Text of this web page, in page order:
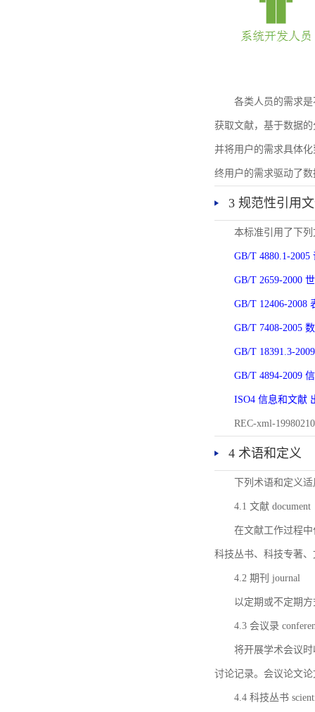
各类人员的需求
获取文献，基于数据
并将用户的需求具体
终用户的需求驱动了
3 规范性引用
本标准引用了下
GB/T 4880.1-
GB/T 2659-2000
GB/T 12406-2008
GB/T 7408-2005
GB/T 18391.3-
GB/T 4894-2009
ISO4 信息和文献
REC-xml-
4 术语和定义
下列术语和定义
4.1 文献 document
在文献工作过程
科技丛书、科技专著
4.2 期刊 journal
以定期或不定期
4.3 会议录
将开展学术会议
讨论记录。会议论文
4.4 科技丛书